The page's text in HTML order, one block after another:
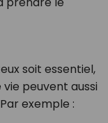
soit essentiel,
peuvent aussi
exemple :